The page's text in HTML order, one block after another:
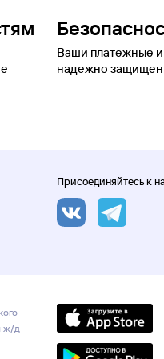
Ваши платежные
надежно
Присоединяйтесь к
ж/д